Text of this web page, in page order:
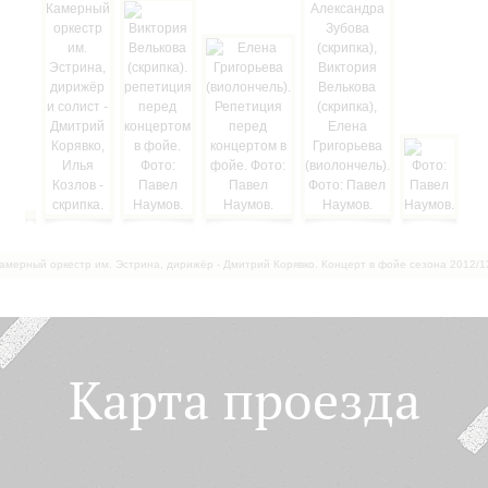
оркестр им. Эстрина, дирижёр - Дмитрий Корявко. Концерт в фойе сезона 2012/
Карта проезда